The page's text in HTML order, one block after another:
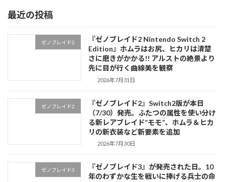
最近の投稿
ゼノブレイド2
『ゼノブレイド2 Nintendo Switch 2
Edition』ホムラはお尻、ヒカリは清楚
さに磨きがかかる!! アルストの絶景より
先に目が行く曲線美を観察
2026年7月31日
ゼノブレイド2
『ゼノブレイド2』Switch2版が本日
（7/30）発売。ふたつの属性を使い分け
る新レアブレイド“モモ”、ホムラ＆ヒカ
リの新衣装など新要素を追加
2026年7月30日
ゼノブレイド3
『ゼノブレイド3』が発売された日。10
年のわずかな生を戦いに捧げる兵士の命